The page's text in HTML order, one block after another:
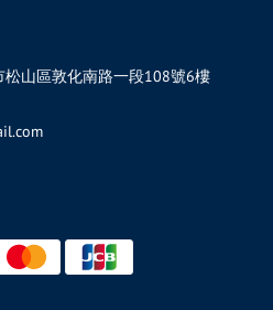
山區敦化南路一段108號6樓